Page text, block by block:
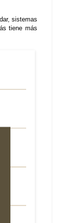
sistemas
tiene más